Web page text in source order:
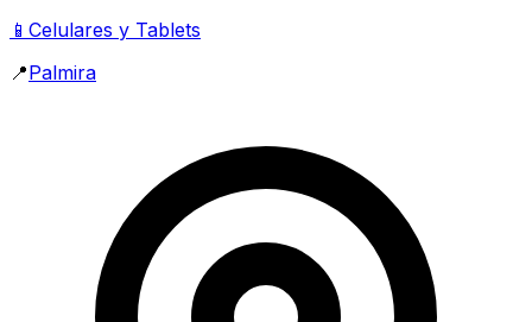
📱 Celulares y Tablets
📍Palmira